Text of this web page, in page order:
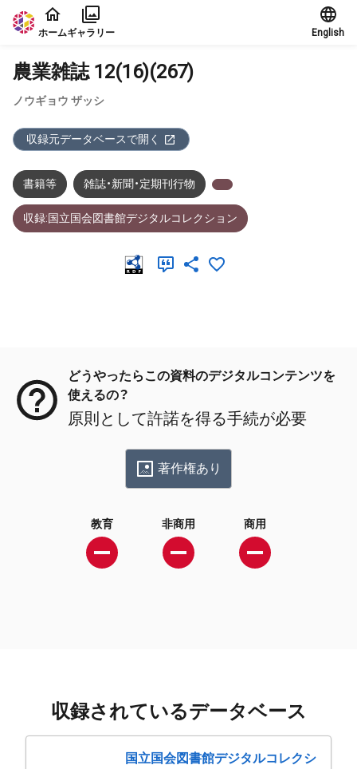
本文に飛ぶ
ホームギャラリー English
農業雑誌 12(16)(267)
ノウギョウ ザッシ
収録元データベースで開く
書籍等 雑誌・新聞・定期刊行物
収録:国立国会図書館デジタルコレクション
どうやったらこの資料のデジタルコンテンツを
使えるの？
原則として許諾を得る手続が必要
著作権あり
教育 非商用 商用
収録されているデータベース
国立国会図書館デジタルコレクシ